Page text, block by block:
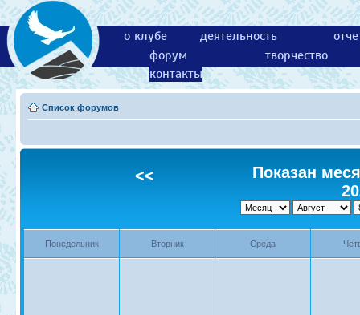
о клубе деятельность
форум
творчество
контакты
Список форумов
<<
Показан
Понедельник Вторник Среда